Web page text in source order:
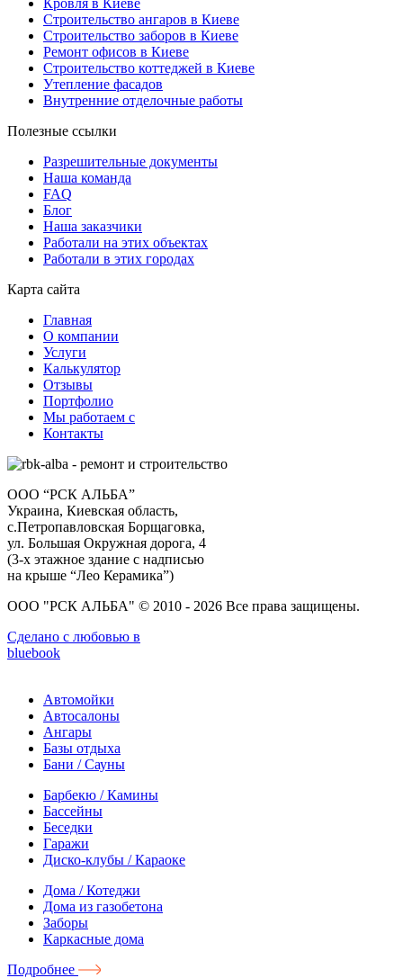
Кровля в Киеве
Строительство ангаров в Киеве
Строительство заборов в Киеве
Ремонт офисов в Киеве
Строительство коттеджей в Киеве
Утепление фасадов
Внутренние отделочные работы
Полезные ссылки
Разрешительные документы
Наша команда
FAQ
Блог
Наша заказчики
Работали на этих объектах
Работали в этих городах
Карта сайта
Главная
О компании
Услуги
Калькулятор
Отзывы
Портфолио
Мы работаем с
Контакты
ООО “РСК АЛЬБА”
Украина, Киевская область,
с.Петропавловская Борщаговка,
ул. Большая Окружная дорога, 4
(3-х этажное здание с надписью
на крыше “Лео Керамика”)
ООО "РСК АЛЬБА" © 2010 - 2026 Все права защищены.
Сделано с любовью в
bluebook
Автомойки
Автосалоны
Ангары
Базы отдыха
Бани / Сауны
Барбекю / Камины
Бассейны
Беседки
Гаражи
Диско-клубы / Караоке
Дома / Котеджи
Дома из газобетона
Заборы
Каркасные дома
Подробнее